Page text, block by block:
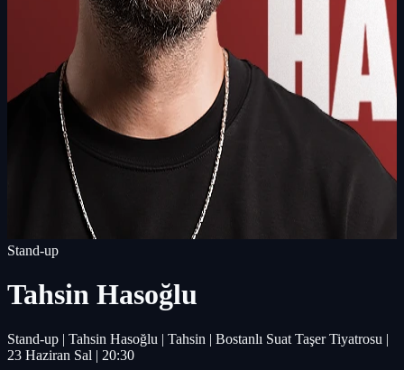
Stand-up
Tahsin Hasoğlu
Stand-up | Tahsin Hasoğlu | Tahsin | Bostanlı Suat Taşer Tiyatrosu |
23 Haziran Sal | 20:30